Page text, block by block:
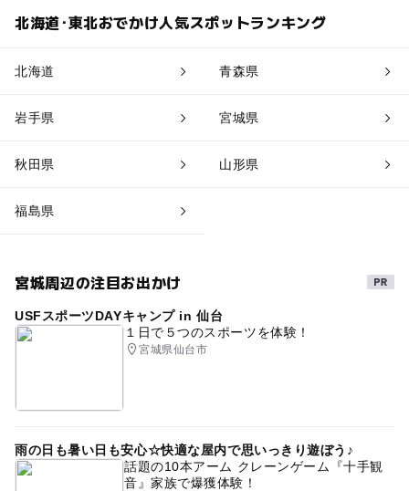
北海道･東北おでかけ人気スポットランキング
北海道 青森県
岩手県 宮城県
秋田県 山形県
福島県
宮城周辺の注目お出かけ
USFスポーツDAYキャンプ in 仙台
１日で５つのスポーツを体験！
宮城県仙台市
雨の日も暑い日も安心☆快適な屋内で思いっきり遊ぼう♪
話題の10本アーム クレーンゲーム『十手観
音』家族で爆獲体験！